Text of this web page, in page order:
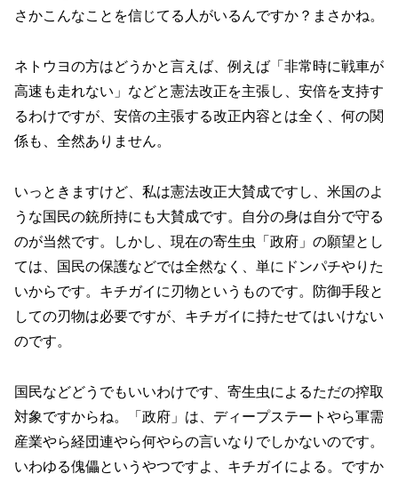
さかこんなことを信じてる人がいるんですか？まさかね。
ネトウヨの方はどうかと言えば、例えば「非常時に戦車が
高速も走れない」などと憲法改正を主張し、安倍を支持す
るわけですが、安倍の主張する改正内容とは全く、何の関
係も、全然ありません。
いっときますけど、私は憲法改正大賛成ですし、米国のよ
うな国民の銃所持にも大賛成です。自分の身は自分で守る
のが当然です。しかし、現在の寄生虫「政府」の願望とし
ては、国民の保護などでは全然なく、単にドンパチやりた
いからです。キチガイに刃物というものです。防御手段と
しての刃物は必要ですが、キチガイに持たせてはいけない
のです。
国民などどうでもいいわけです、寄生虫によるただの搾取
対象ですからね。「政府」は、ディープステートやら軍需
産業やら経団連やら何やらの言いなりでしかないのです。
いわゆる傀儡というやつですよ、キチガイによる。ですか